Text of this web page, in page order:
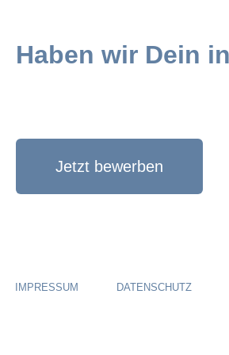
Haben wir Dein
Jetzt bewerben
IMPRESSUM DATENSCHUTZ